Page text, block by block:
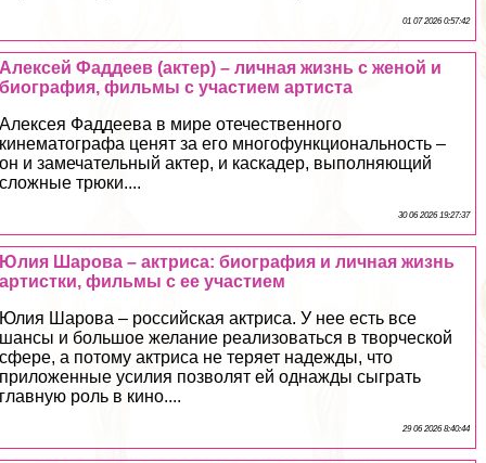
01 07 2026 0:57:42
Алексей Фаддеев (актер) – личная жизнь с женой и
биография, фильмы с участием артиста
Алексея Фаддеева в мире отечественного
кинематографа ценят за его многофункциональность –
он и замечательный актер, и каскадер, выполняющий
сложные трюки....
30 06 2026 19:27:37
Юлия Шарова – актриса: биография и личная жизнь
артистки, фильмы с ее участием
Юлия Шарова – российская актриса. У нее есть все
шансы и большое желание реализоваться в творческой
сфере, а потому актриса не теряет надежды, что
приложенные усилия позволят ей однажды сыграть
главную роль в кино....
29 06 2026 8:40:44